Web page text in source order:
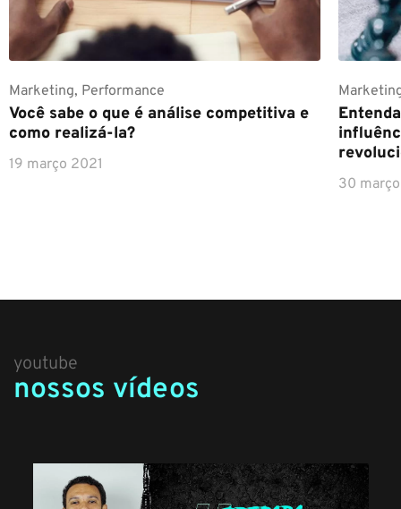
Marketing, Performance
Você sabe o que é análise competitiva e
como realizá-la?
19 março 2021
30
youtube
nossos vídeos